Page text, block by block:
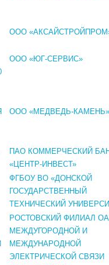
ООО
ООО «ЮГ-СЕРВИС»
ООО «МЕДВЕДЬ-КАМЕНЬ»
ПАО КОММЕРЧЕСКИЙ
«ЦЕНТР-ИНВЕСТ»
ФГБОУ ВО «ДОНСКОЙ
ГОСУДАРСТВЕННЫЙ
ТЕХНИЧЕСКИЙ
РОСТОВСКИЙ ФИЛИАЛ
МЕЖДУГОРОДНОЙ И
МЕЖДУНАРОДНОЙ
ЭЛЕКТРИЧЕСКОЙ СВЯЗИ